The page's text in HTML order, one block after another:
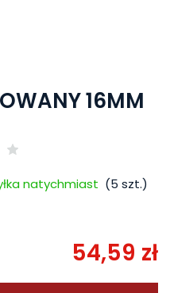
16MM
natychmiast (5 szt.)
54,59 zł